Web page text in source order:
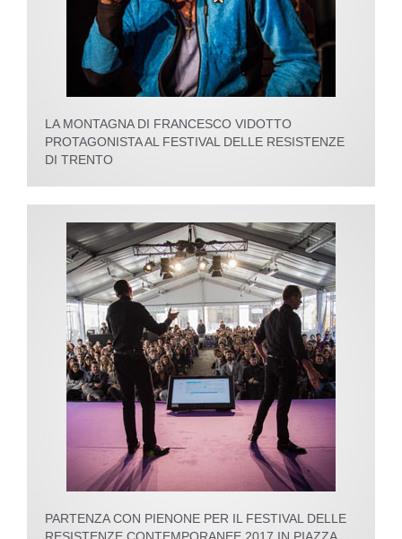
LA MONTAGNA DI FRANCESCO VIDOTTO
PROTAGONISTA AL FESTIVAL DELLE RESISTENZE
DI TRENTO
PARTENZA CON PIENONE PER IL FESTIVAL DELLE